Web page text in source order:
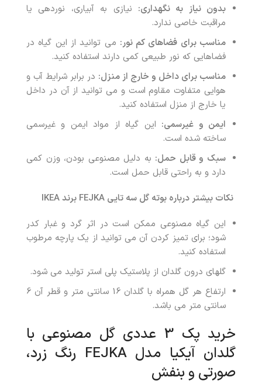
بدون نیاز به نگهداری: نیازی به آبیاری، نوردهی یا
مراقبت خاصی ندارد.
مناسب برای فضاهای کم نور: می توانید از این گیاه در
فضاهایی که نور طبیعی کمی دارند استفاده کنید.
مناسب برای داخل و خارج از منزل: در برابر شرایط آب و
هوایی متفاوت مقاوم است و می توانید از آن در داخل
یا خارج از منزل استفاده کنید.
ایمن و غیرسمی: این گیاه از مواد ایمن و غیرسمی
ساخته شده است.
سبک و قابل حمل: به دلیل مصنوعی بودن، وزن کمی
دارد و به راحتی قابل حمل است.
نکات بیشتر درباره بوته گل سه تایی FEJKA برند IKEA
این گیاه مصنوعی ممکن است در اثر گرد و غبار کدر
شود؛ برای تمیز کردن آن می توانید از یک پارچه مرطوب
استفاده کنید.
گلهای درون گلدان از پلاستیک پلی استر تولید می شود.
ارتفاع هر گل همراه با گلدان 16 سانتی متر و قطر آن 6
سانتی متر می باشد.
خرید پک 3 عددی گل مصنوعی با
گلدان آیکیا مدل FEJKA رنگ زرد،
صورتی و بنفش